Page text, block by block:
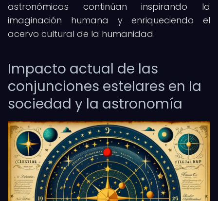
astronómicas continúan inspirando la
imaginación humana y enriqueciendo el
acervo cultural de la humanidad.
Impacto actual de las
conjunciones estelares en la
sociedad y la astronomía